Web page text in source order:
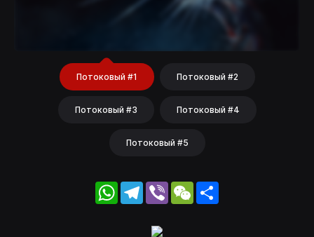
Потоковый #1 Потоковый #2
Потоковый #3 Потоковый #4
Потоковый #5
WhatsApp
Telegram
Viber WeChat